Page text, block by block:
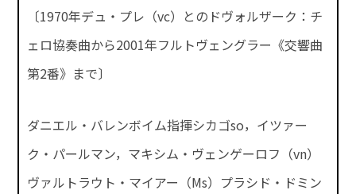
〔1970年デュ・プレ（vc）とのドヴォルザーク：チ
ェロ協奏曲から2001年フルトヴェングラー《交響曲
第2番》まで〕
ダニエル・バレンボイム指揮シカゴso，イツァー
ク・パールマン，マキシム・ヴェンゲーロフ（vn）
ヴァルトラウト・マイアー（Ms）プラシド・ドミン